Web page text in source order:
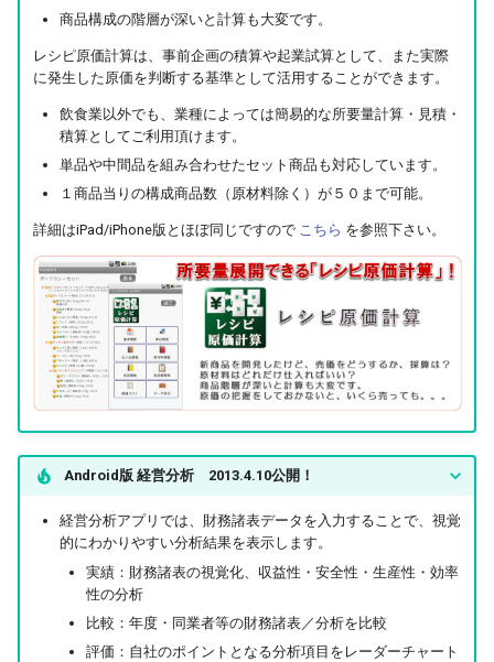
商品構成の階層が深いと計算も大変です。
レシピ原価計算は、事前企画の積算や起業試算として、また実際
に発生した原価を判断する基準として活用することができます。
飲食業以外でも、業種によっては簡易的な所要量計算・見積・
積算としてご利用頂けます。
単品や中間品を組み合わせたセット商品も対応しています。
１商品当りの構成商品数（原材料除く）が５０まで可能。
詳細はiPad/iPhone版とほぼ同じですので こちら を参照下さい。
Android版 経営分析 2013.4.10公開！
経営分析アプリでは、財務諸表データを入力することで、視覚
的にわかりやすい分析結果を表示します。
実績：財務諸表の視覚化、収益性・安全性・生産性・効率
性の分析
比較：年度・同業者等の財務諸表／分析を比較
評価：自社のポイントとなる分析項目をレーダーチャート